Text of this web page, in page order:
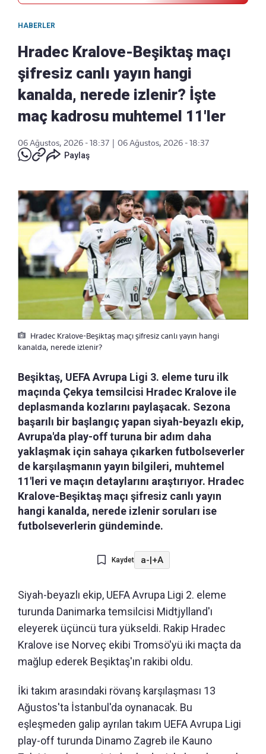
HABERLER
Hradec Kralove-Beşiktaş maçı
şifresiz canlı yayın hangi
kanalda, nerede izlenir? İşte
maç kadrosu muhtemel 11'ler
06 Ağustos, 2026 - 18:37
06 Ağustos, 2026 - 18:37
Paylaş
Hradec Kralove-Beşiktaş maçı şifresiz canlı yayın hangi
kanalda, nerede izlenir?
Beşiktaş, UEFA Avrupa Ligi 3. eleme turu ilk
maçında Çekya temsilcisi Hradec Kralove ile
deplasmanda kozlarını paylaşacak. Sezona
başarılı bir başlangıç yapan siyah-beyazlı ekip,
Avrupa'da play-off turuna bir adım daha
yaklaşmak için sahaya çıkarken futbolseverler
de karşılaşmanın yayın bilgileri, muhtemel
11'leri ve maçın detaylarını araştırıyor. Hradec
Kralove-Beşiktaş maçı şifresiz canlı yayın
hangi kanalda, nerede izlenir soruları ise
futbolseverlerin gündeminde.
Kaydet a-|+A
Siyah-beyazlı ekip, UEFA Avrupa Ligi 2. eleme
turunda Danimarka temsilcisi Midtjylland'ı
eleyerek üçüncü tura yükseldi. Rakip Hradec
Kralove ise Norveç ekibi Tromsö'yü iki maçta da
mağlup ederek Beşiktaş'ın rakibi oldu.
İki takım arasındaki rövanş karşılaşması 13
Ağustos'ta İstanbul'da oynanacak. Bu
eşleşmeden galip ayrılan takım UEFA Avrupa Ligi
play-off turunda Dinamo Zagreb ile Kauno